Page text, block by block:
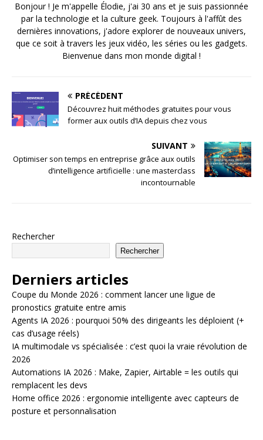
Bonjour ! Je m'appelle Élodie, j'ai 30 ans et je suis passionnée
par la technologie et la culture geek. Toujours à l'affût des
dernières innovations, j'adore explorer de nouveaux univers,
que ce soit à travers les jeux vidéo, les séries ou les gadgets.
Bienvenue dans mon monde digital !
PRÉCÉDENT
Découvrez huit méthodes gratuites pour vous
former aux outils d’IA depuis chez vous
SUIVANT
Optimiser son temps en entreprise grâce aux outils
d’intelligence artificielle : une masterclass
incontournable
Rechercher
Rechercher
Derniers articles
Coupe du Monde 2026 : comment lancer une ligue de
pronostics gratuite entre amis
Agents IA 2026 : pourquoi 50% des dirigeants les déploient (+
cas d’usage réels)
IA multimodale vs spécialisée : c’est quoi la vraie révolution de
2026
Automations IA 2026 : Make, Zapier, Airtable = les outils qui
remplacent les devs
Home office 2026 : ergonomie intelligente avec capteurs de
posture et personnalisation